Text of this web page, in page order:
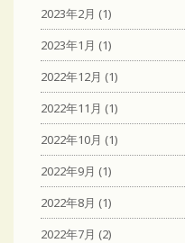
2023年2月 (1)
2023年1月 (1)
2022年12月 (1)
2022年11月 (1)
2022年10月 (1)
2022年9月 (1)
2022年8月 (1)
2022年7月 (2)